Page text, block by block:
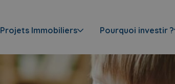
Projets Immobiliers Pourquoi investir ?